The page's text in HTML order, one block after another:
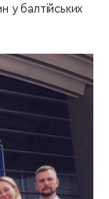
у балтійських